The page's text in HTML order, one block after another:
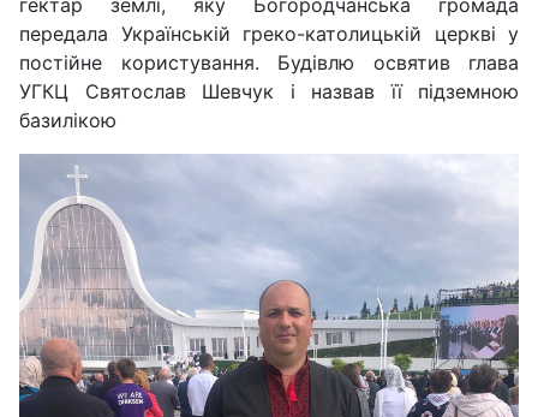
гектар землі, яку Богородчанська громада
передала Українській греко-католицькій церкві у
постійне користування. Будівлю освятив глава
УГКЦ Святослав Шевчук і назвав її підземною
базилікою